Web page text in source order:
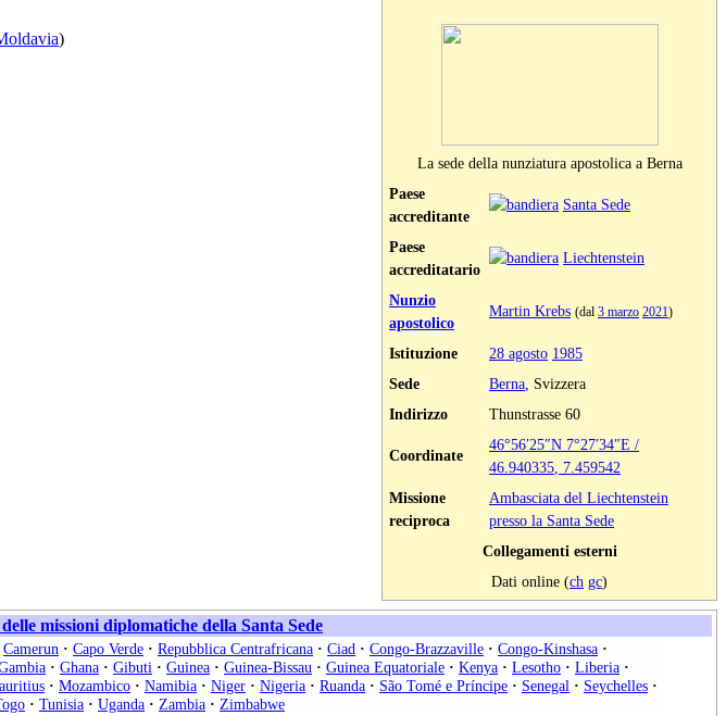
La sede della nunziatura apostolica a Berna
Paese
accreditante
Santa Sede
Paese
accreditatario
Liechtenstein
Nunzio
apostolico
Martin Krebs (dal 3 marzo 2021)
Istituzione 28 agosto 1985
Sede
Berna, Svizzera
Indirizzo
Thunstrasse 60
Coordinate
46°56′25″N 7°27′34″E /
46.940335, 7.459542
Missione
reciproca
Ambasciata del Liechtenstein
presso la Santa Sede
Collegamenti esterni
Dati online (ch gc)
)
missioni diplomatiche della Santa Sede
Camerun · Capo Verde · Repubblica Centrafricana · Ciad · Congo-Brazzaville · Congo-Kinshasa ·
· Ghana · Gibuti · Guinea · Guinea-Bissau · Guinea Equatoriale · Kenya · Lesotho · Liberia ·
· Mozambico · Namibia · Niger · Nigeria · Ruanda · São Tomé e Príncipe · Senegal · Seychelles ·
· Tunisia · Uganda · Zambia · Zimbabwe